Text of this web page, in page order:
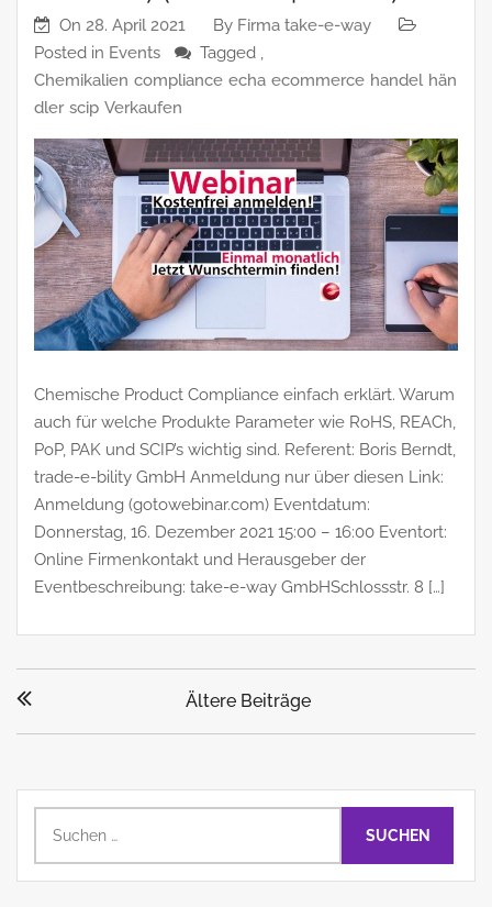
On 28. April 2021 By Firma take-e-way
Posted in Events
Tagged ,
Chemikalien compliance echa ecommerce handel hän
dler scip Verkaufen
Chemische Product Compliance einfach erklärt. Warum
auch für welche Produkte Parameter wie RoHS, REACh,
PoP, PAK und SCIP’s wichtig sind. Referent: Boris Berndt,
trade-e-bility GmbH Anmeldung nur über diesen Link:
Anmeldung (gotowebinar.com) Eventdatum:
Donnerstag, 16. Dezember 2021 15:00 – 16:00 Eventort:
Online Firmenkontakt und Herausgeber der
Eventbeschreibung: take-e-way GmbHSchlossstr. 8 […]
Beitragsnavigation
Ältere Beiträge
nach: